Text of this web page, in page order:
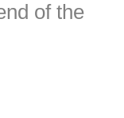
of the